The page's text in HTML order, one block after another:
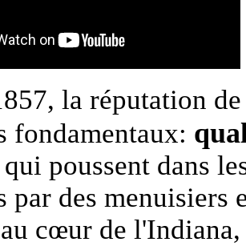
la réputation
fondamentaux:
poussent dans
par des menuisiers
cœur de